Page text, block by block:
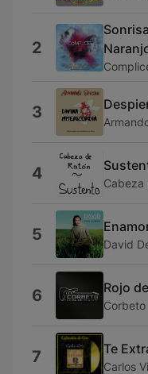
2
3
4 Cabeza
5 David
6 Rojo
Corbeto
7 Te
Carlos